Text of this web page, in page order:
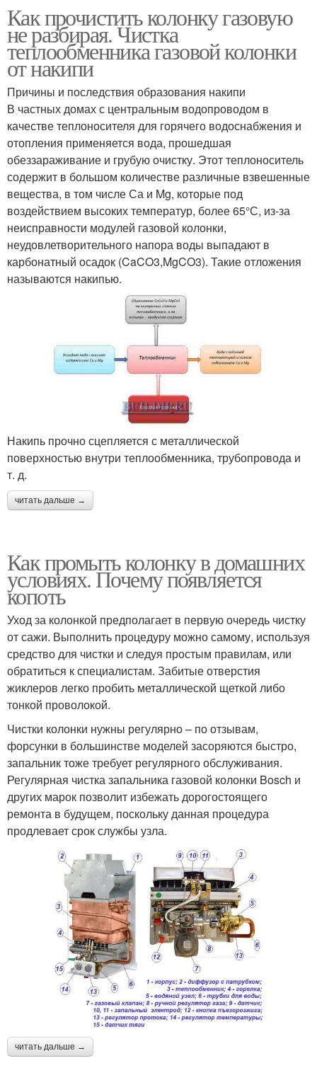
Как прочистить колонку газовую
не разбирая. Чистка
теплообменника газовой колонки
от накипи
Причины и последствия образования накипи
В частных домах с центральным водопроводом в
качестве теплоносителя для горячего водоснабжения и
отопления применяется вода, прошедшая
обеззараживание и грубую очистку. Этот теплоноситель
содержит в большом количестве различные взвешенные
вещества, в том числе Са и Mg, которые под
воздействием высоких температур, более 65°С, из-за
неисправности модулей газовой колонки,
неудовлетворительного напора воды выпадают в
карбонатный осадок (CaCO3,MgCO3). Такие отложения
называются накипью.
Накипь прочно сцепляется с металлической
поверхностью внутри теплообменника, трубопровода и
т. д.
читать дальше →
Как промыть колонку в домашних
условиях. Почему появляется
копоть
Уход за колонкой предполагает в первую очередь чистку
от сажи. Выполнить процедуру можно самому, используя
средство для чистки и следуя простым правилам, или
обратиться к специалистам. Забитые отверстия
жиклеров легко пробить металлической щеткой либо
тонкой проволокой.
Чистки колонки нужны регулярно – по отзывам,
форсунки в большинстве моделей засоряются быстро,
запальник тоже требует регулярного обслуживания.
Регулярная чистка запальника газовой колонки Bosch и
других марок позволит избежать дорогостоящего
ремонта в будущем, поскольку данная процедура
продлевает срок службы узла.
читать дальше →